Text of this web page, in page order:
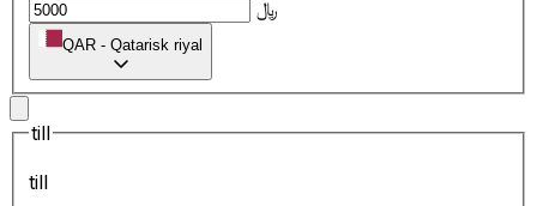
﷼
QAR - Qatarisk riyal
till
till